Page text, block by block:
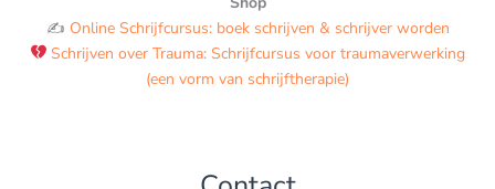
✍️ Online Schrijfcursus: boek schrijven & schrijver worden
Schrijven over Trauma: Schrijfcursus voor traumaverwerking
(een vorm van schrijftherapie)